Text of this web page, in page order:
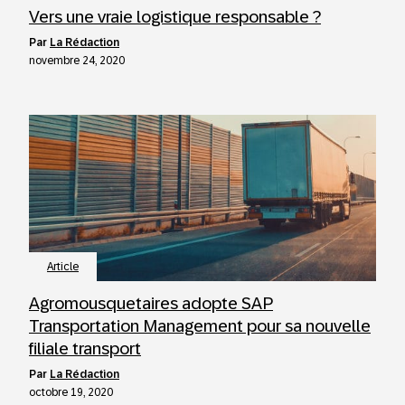
Vers une vraie logistique responsable ?
par La Rédaction
novembre 24, 2020
Article
Agromousquetaires adopte SAP
Transportation Management pour sa nouvelle
filiale transport
par La Rédaction
octobre 19, 2020